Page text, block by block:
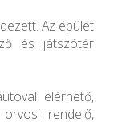
Az épület
és játszótér
elérhető,
orvosi rendelő,